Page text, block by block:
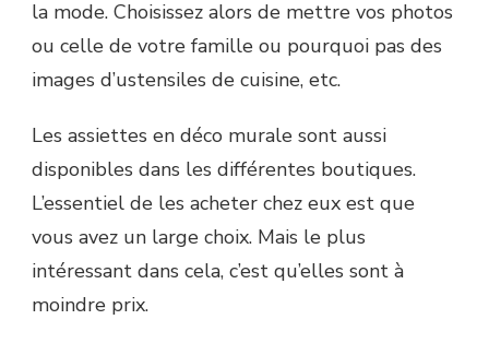
la mode. Choisissez alors de mettre vos photos
ou celle de votre famille ou pourquoi pas des
images d’ustensiles de cuisine, etc.
Les assiettes en déco murale sont aussi
disponibles dans les différentes boutiques.
L’essentiel de les acheter chez eux est que
vous avez un large choix. Mais le plus
intéressant dans cela, c’est qu’elles sont à
moindre prix.